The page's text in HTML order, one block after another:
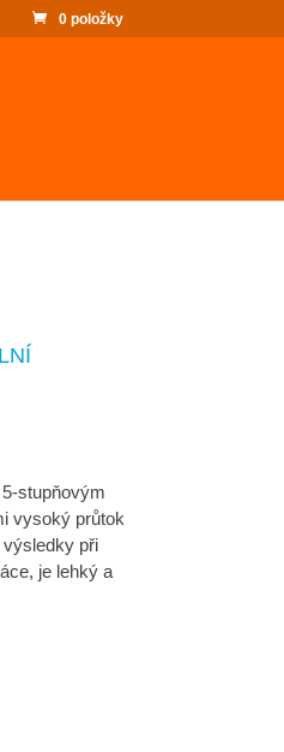
0 položky
stupňovým
vysoký průtok
při
je lehký a